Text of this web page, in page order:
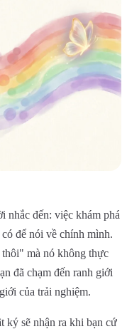
nhắc đến: việc khám phá
để nói về chính mình.
mà nó không thực
đã chạm đến ranh giới
của trải nghiệm.
ký sẽ nhận ra khi bạn cứ